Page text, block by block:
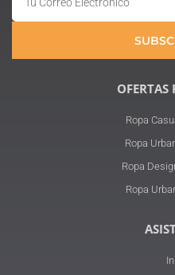
OFERTAS
Ropa
Ropa
Ropa
Ropa